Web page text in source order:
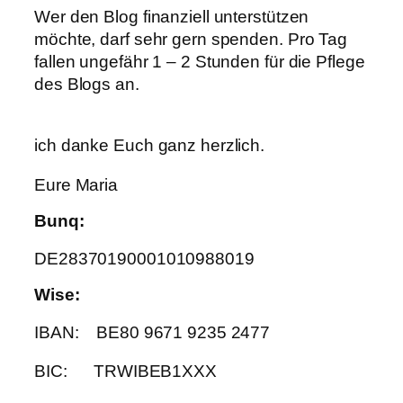
Wer den Blog finanziell unterstützen
möchte, darf sehr gern spenden. Pro Tag
fallen ungefähr 1 – 2 Stunden für die Pflege
des Blogs an.
ich danke Euch ganz herzlich.
Eure Maria
Bunq:
DE28370190001010988019
Wise:
IBAN: BE80 9671 9235 2477
BIC: TRWIBEB1XXX